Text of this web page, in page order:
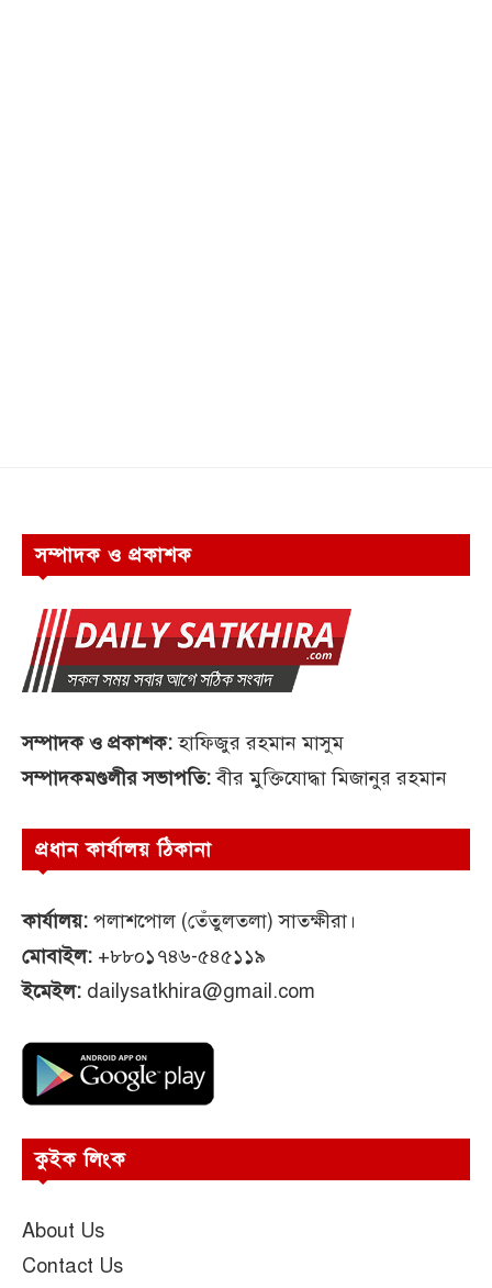
সম্পাদক ও প্রকাশক
সম্পাদক ও প্রকাশক:হাফিজুর রহমান মাসুম
সম্পাদকমণ্ডলীর সভাপতি:বীর মুক্তিযোদ্ধা মিজানুর রহমান
প্রধান কার্যালয় ঠিকানা
কার্যালয়: পলাশপোল (তেঁতুলতলা) সাতক্ষীরা।
মোবাইল: +৮৮০১৭৪৬-৫৪৫১১৯
ইমেইল: dailysatkhira@gmail.com
কুইক লিংক
About Us
Contact Us